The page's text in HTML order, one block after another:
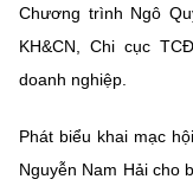
Năng lượng
Tin địa phương
Chuyển đổi số
Bưu chính, Viễn
Sở hữu trí tuệ
Khác
Videos
Ảnh
Chương trình Ngô
KH&CN, Chi cục
doanh nghiệp.
Phát biểu khai mạc
Nguyễn Nam Hải cho